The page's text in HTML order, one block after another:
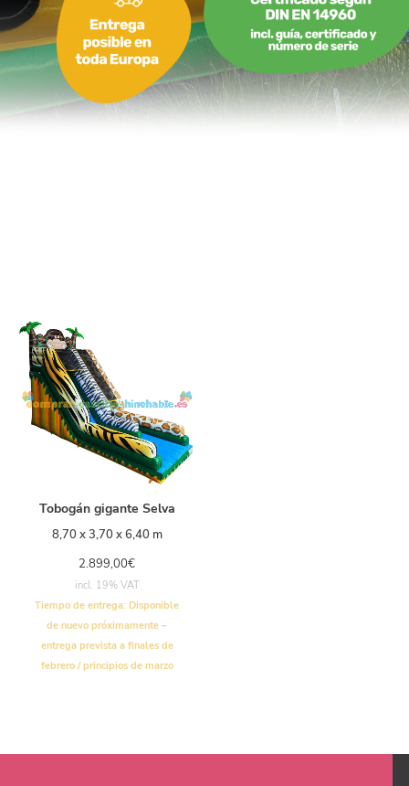
Tobogán gigante Selva
8,70 x 3,70 x 6,40 m
2.899,00€
incl. 19% VAT
Tiempo de entrega: Disponible
de nuevo próximamente –
entrega prevista a finales de
febrero / principios de marzo